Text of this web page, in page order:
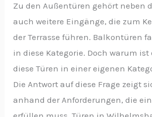
Zu den Außentüren gehört neben
auch weitere Eingänge, die zum
der Terrasse führen. Balkontüren
in diese Kategorie. Doch warum ist
diese Türen in einer eigenen
Die Antwort auf diese Frage zeigt
anhand der Anforderungen, die